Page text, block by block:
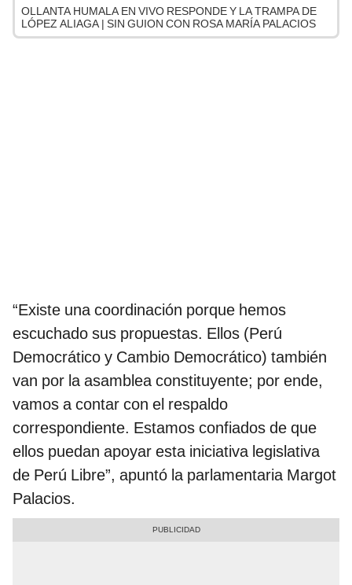
OLLANTA HUMALA EN VIVO RESPONDE Y LA TRAMPA DE
LÓPEZ ALIAGA | SIN GUION CON ROSA MARÍA PALACIOS
“Existe una coordinación porque hemos
escuchado sus propuestas. Ellos (Perú
Democrático y Cambio Democrático) también
van por la asamblea constituyente; por ende,
vamos a contar con el respaldo
correspondiente. Estamos confiados de que
ellos puedan apoyar esta iniciativa legislativa
de Perú Libre”, apuntó la parlamentaria Margot
Palacios.